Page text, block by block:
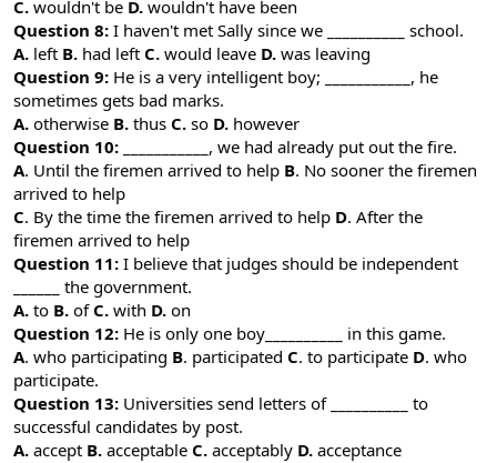
C. wouldn't be D. wouldn't have been
Question 8: I haven't met Sally since we __________ school.
A. left B. had left C. would leave D. was leaving
Question 9: He is a very intelligent boy; ___________, he
sometimes gets bad marks.
A. otherwise B. thus C. so D. however
Question 10:
___________, we had already put out the fire.
A. Until the firemen arrived to help B. No sooner the firemen
arrived to help
C. By the time the firemen arrived to help D. After the
firemen arrived to help
Question 11: I believe that judges should be independent
______ the government.
A. to B. of C. with D. on
Question 12: He is only one boy__________ in this game.
A. who participating B. participated C. to participate D. who
participate.
Question 13: Universities send letters of __________ to
successful candidates by post.
A. accept B. acceptable C. acceptably D. acceptance